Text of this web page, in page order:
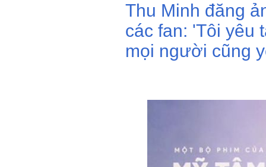
Thu Minh đăng
các fan: 'Tôi yêu
mọi người cũng